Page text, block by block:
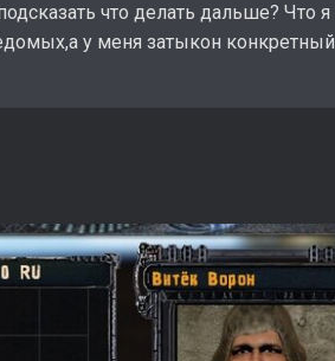
что делать дальше? Что я
у меня затыкон конкретный